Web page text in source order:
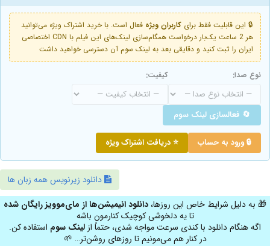
🔒 این قابلیت فقط برای کاربران ویژه فعال است. با خرید اشتراک ویژه می‌توانید
هر 2 ساعت یک‌بار درخواست همگام‌سازی لینک‌های این فیلم با CDN اختصاصی
ایران را ثبت کنید و دقایقی بعد به لینک سوم آن دسترسی خواهید داشت
نوع صدا: کیفیت:
🔄 فعالسازی لینک سوم
🔒 ورود به حساب ⭐ دریافت اشتراک ویژه
دانلود زیرنویس همه زبان ها
🎁 به دلیل شرایط خاص این روزها،دانلود انیمیشن‌ها از مای‌موویز رایگان شده
تا یه دلخوشی کوچیک کنارمون باشه
اگه هنگام دانلود با کندی سرعت مواجه شدی، حتماً از لینک سوم استفاده کن.
در کنار هم می‌مونیم تا روزهای روشن‌تر… 🌱